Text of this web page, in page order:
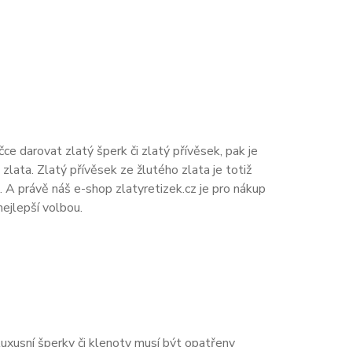
darovat zlatý šperk či zlatý přívěsek, pak je
Zlatý přívěsek ze žlutého zlata je totiž
právě náš e-shop zlatyretizek.cz je pro nákup
volbou.
šperky či klenoty musí být opatřeny